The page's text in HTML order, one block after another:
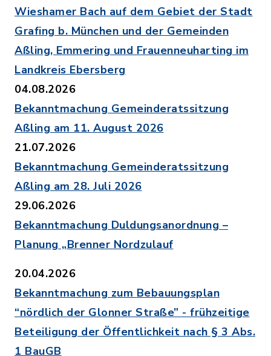
Wieshamer Bach auf dem Gebiet der Stadt
Grafing b. München und der Gemeinden
Aßling, Emmering und Frauenneuharting im
Landkreis Ebersberg
04.08.2026
Bekanntmachung Gemeinderatssitzung
Aßling am 11. August 2026
21.07.2026
Bekanntmachung Gemeinderatssitzung
Aßling am 28. Juli 2026
29.06.2026
Bekanntmachung Duldungsanordnung –
Planung „Brenner Nordzulauf
20.04.2026
Bekanntmachung zum Bebauungsplan
“nördlich der Glonner Straße” - frühzeitige
Beteiligung der Öffentlichkeit nach § 3 Abs.
1 BauGB